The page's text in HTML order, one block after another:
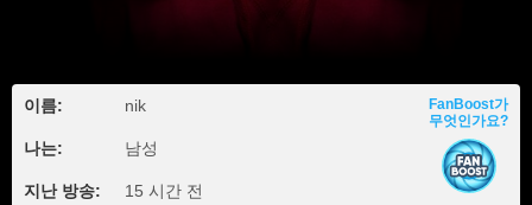
이름: nik
나는: 남성
지난 방송: 15 시간 전
FanBoost가
무엇인가요?